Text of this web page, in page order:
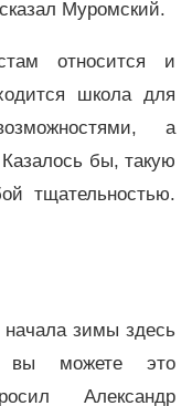
Муромский.
относится и
школа для
а
бы, такую
тщательностью.
зимы здесь
можете это
Александр